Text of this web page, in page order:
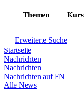
Themen Kurs
Erweiterte Suche
Startseite
Nachrichten
Nachrichten
Nachrichten auf FN
Alle News